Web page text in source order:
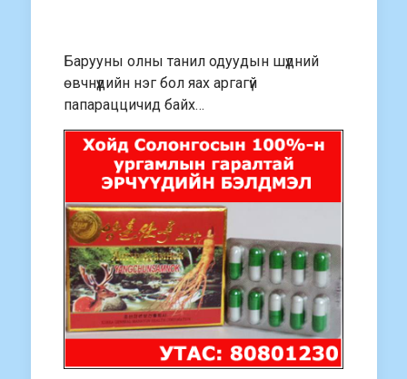
Барууны олны танил одуудын шүдний
өвчнүүдийн нэг бол яах аргагүй
папараццичид байх…